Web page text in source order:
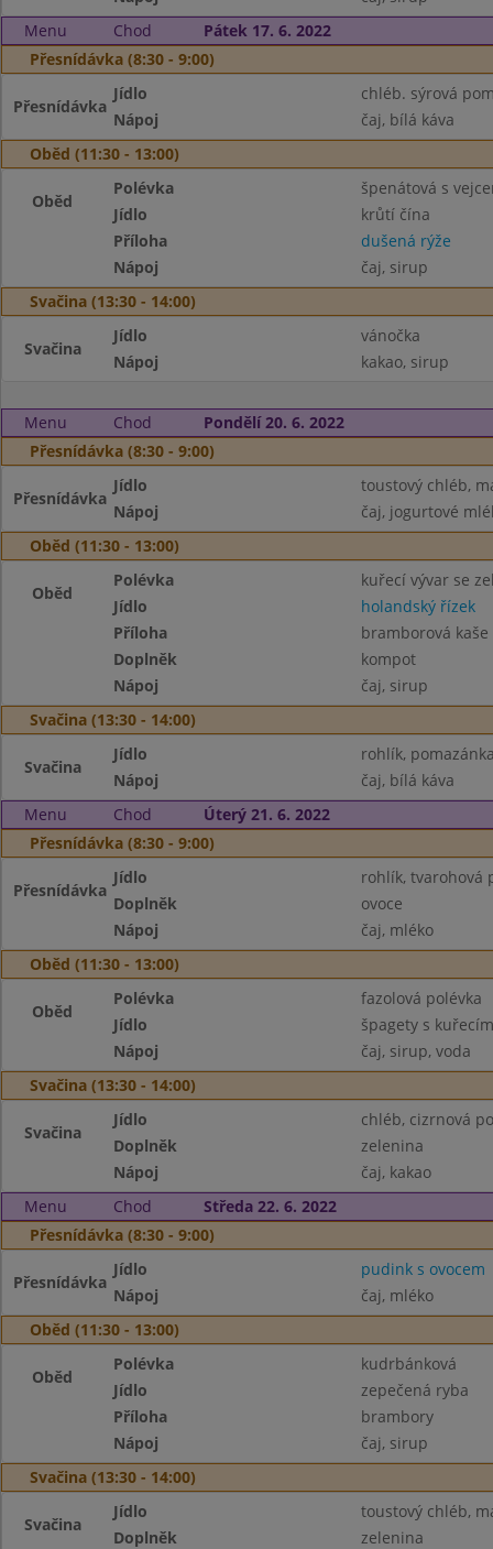
Menu
Chod
Pátek 17. 6. 2022
Přesnídávka (8:30 - 9:00)
Přesnídávka
Jídlo
chléb. sýrová
Nápoj
čaj, bílá káva
Oběd (11:30 - 13:00)
Oběd
Polévka
špenátová s
Jídlo
krůtí čína
Příloha
dušená rýže
Nápoj
čaj, sirup
Svačina (13:30 - 14:00)
Svačina
Jídlo
vánočka
Nápoj
kakao, sirup
Menu Chod
Pondělí 20. 6. 2022
Přesnídávka (8:30 - 9:00)
Přesnídávka
Jídlo
toustový chléb,
Nápoj
čaj, jogurtové
Oběd (11:30 - 13:00)
Oběd
Polévka
kuřecí vývar se
Jídlo
holandský řízek
Příloha
bramborová kaše
Doplněk
kompot
Nápoj
čaj, sirup
Svačina (13:30 - 14:00)
Svačina
Jídlo
rohlík,
Nápoj
čaj, bílá káva
Menu
Chod
Úterý 21. 6. 2022
Přesnídávka (8:30 - 9:00)
Přesnídávka
Jídlo
rohlík, tvarohová
Doplněk
ovoce
Nápoj
čaj, mléko
Oběd (11:30 - 13:00)
Oběd
Polévka
fazolová polévka
Jídlo
špagety s
Nápoj
čaj, sirup, voda
Svačina (13:30 - 14:00)
Svačina
Jídlo
chléb, cizrnová
Doplněk
zelenina
Nápoj
čaj, kakao
Menu
Chod
Středa 22. 6. 2022
Přesnídávka (8:30 - 9:00)
Přesnídávka
Jídlo
pudink s ovocem
Nápoj
čaj, mléko
Oběd (11:30 - 13:00)
Oběd
Polévka
kudrbánková
Jídlo
zepečená ryba
Příloha
brambory
Nápoj
čaj, sirup
Svačina (13:30 - 14:00)
Svačina
Jídlo
toustový chléb,
Doplněk
zelenina